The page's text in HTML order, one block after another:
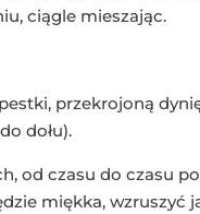
ciągle mieszając.
przekrojoną
dołu).
od czasu do czasu
miękka, wzruszyć